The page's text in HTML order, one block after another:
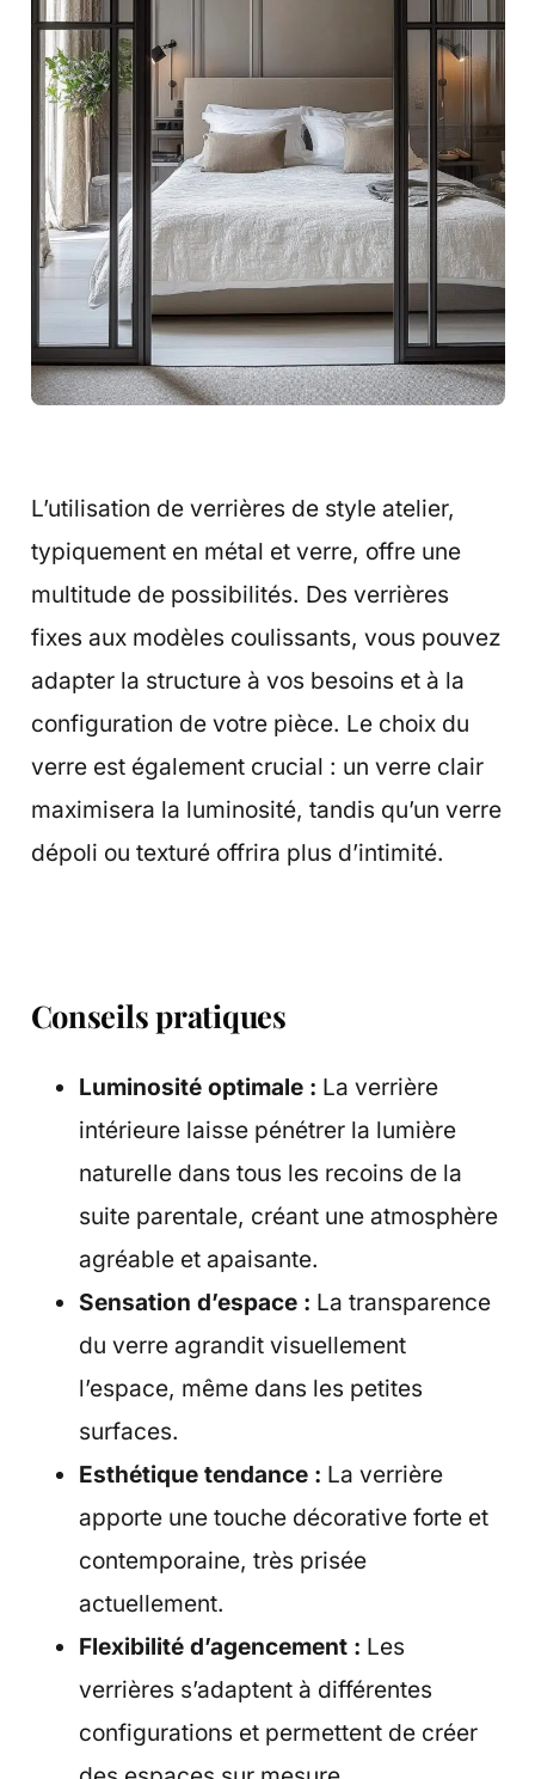
L’utilisation de verrières de style atelier,
typiquement en métal et verre, offre une
multitude de possibilités. Des verrières
fixes aux modèles coulissants, vous pouvez
adapter la structure à vos besoins et à la
configuration de votre pièce. Le choix du
verre est également crucial : un verre clair
maximisera la luminosité, tandis qu’un verre
dépoli ou texturé offrira plus d’intimité.
Conseils pratiques
Luminosité optimale : La verrière
intérieure laisse pénétrer la lumière
naturelle dans tous les recoins de la
suite parentale, créant une atmosphère
agréable et apaisante.
Sensation d’espace : La transparence
du verre agrandit visuellement
l’espace, même dans les petites
surfaces.
Esthétique tendance : La verrière
apporte une touche décorative forte et
contemporaine, très prisée
actuellement.
Flexibilité d’agencement : Les
verrières s’adaptent à différentes
configurations et permettent de créer